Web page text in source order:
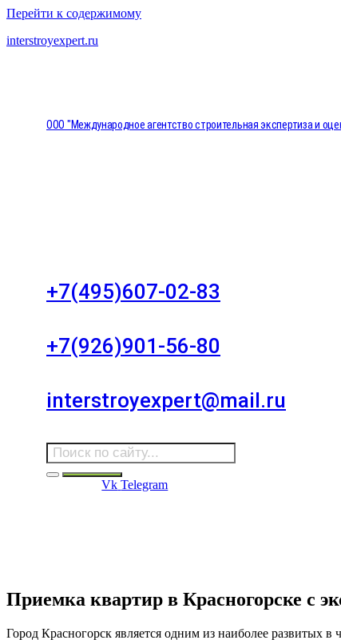
Перейти к содержимому
interstroyexpert.ru
ООО "Международное агентство строительная экспертиза и
+7(495)607-02-83
+7(926)901-56-80
interstroyexpert@mail.ru
Vk Telegram
Приемка квартир в Красногорске с
Город Красногорск является одним из наиболее развитых в